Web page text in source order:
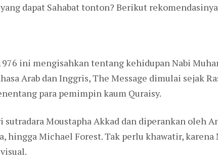
dapat Sahabat tonton? Berikut
ini mengisahkan tentang kehidupan Nabi
Arab dan Inggris, The Message dimulai sejak
para pemimpin kaum Quraisy.
Moustapha Akkad dan diperankan oleh
hingga Michael Forest. Tak perlu khawatir, karena